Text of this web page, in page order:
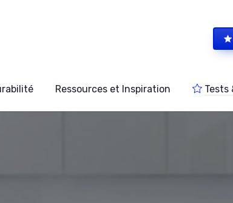
Ressources et Inspiration Tests